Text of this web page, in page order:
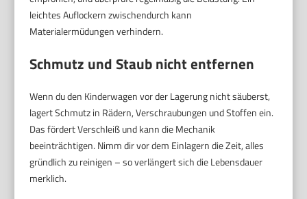
leichtes Auflockern zwischendurch kann
Materialermüdungen verhindern.
Schmutz und Staub nicht entfernen
Wenn du den Kinderwagen vor der Lagerung nicht säuberst,
lagert Schmutz in Rädern, Verschraubungen und Stoffen ein.
Das fördert Verschleiß und kann die Mechanik
beeinträchtigen. Nimm dir vor dem Einlagern die Zeit, alles
gründlich zu reinigen – so verlängert sich die Lebensdauer
merklich.